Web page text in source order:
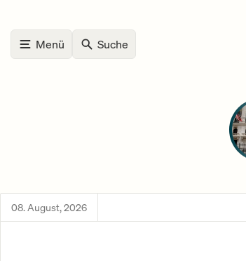
Menü Suche
08. August, 2026